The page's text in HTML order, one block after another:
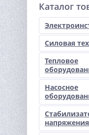
Каталог
Силовая
Тепловое
Насосное